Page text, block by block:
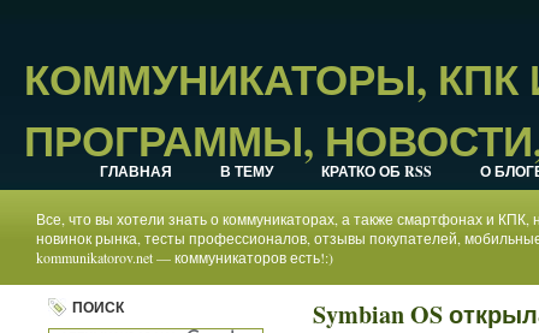
КОММУНИКАТОРЫ,
ПРОГРАММЫ,
ГЛАВНАЯ В ТЕМУ КРАТКО ОБ RSS О
Все, что вы хотели знать о коммуникаторах, а также смартфонах и
новинок рынка, тесты профессионалов, отзывы покупателей,
kommunikatorov.net — коммуникаторов есть!:)
ПОИСК Symbian OS